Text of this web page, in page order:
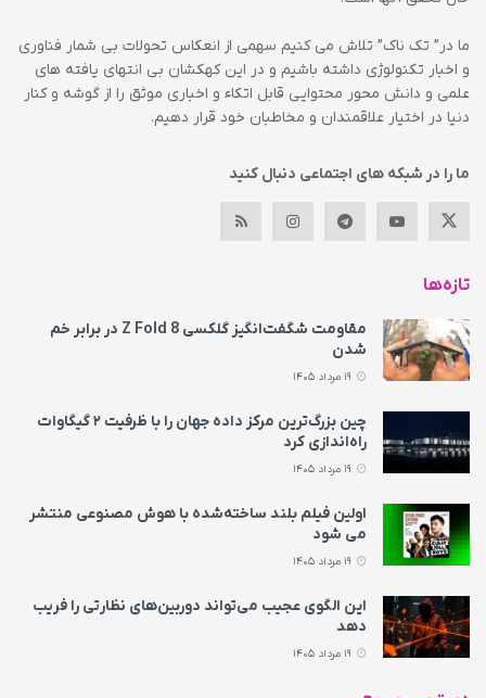
ما در” تک ناک” تلاش می کنیم سهمی از انعکاس تحولات بی شمار فناوری
و اخبار تکنولوژی داشته باشیم و در این کهکشان بی انتهای یافته های
علمی و دانش محور محتوایی قابل اتکاء و اخباری موثق را از گوشه و کنار
دنیا در اختیار علاقمندان و مخاطبان خود قرار دهیم.
ما را در شبکه های اجتماعی دنبال کنید
تازه‌ها
مقاومت شگفت‌انگیز گلکسی Z Fold 8 در برابر خم
شدن
چین بزرگ‌ترین مرکز داده جهان را با ظرفیت ۲ گیگاوات
راه‌اندازی کرد
اولین فیلم بلند ساخته‌شده با هوش مصنوعی منتشر
می‌ شود
این الگوی عجیب می‌تواند دوربین‌های نظارتی را فریب
دهد